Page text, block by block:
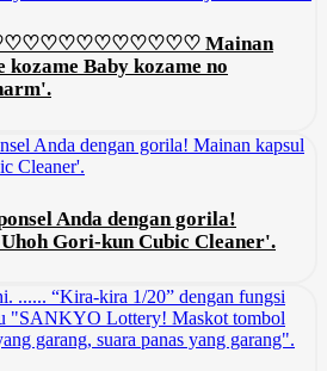
Mainan
Baby kozame no
Anda dengan gorila!
Gori-kun Cubic Cleaner'.